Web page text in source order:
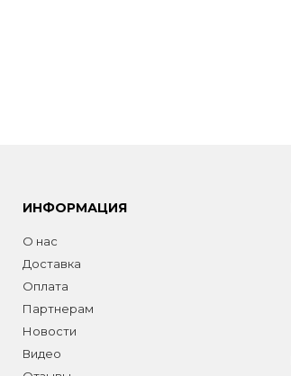
ИНФОРМАЦИЯ
О нас
Доставка
Оплата
Партнерам
Новости
Видео